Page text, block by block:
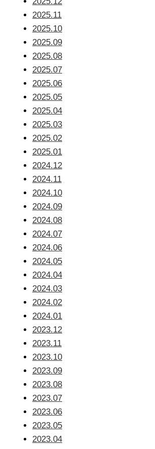
2025.11
2025.10
2025.09
2025.08
2025.07
2025.06
2025.05
2025.04
2025.03
2025.02
2025.01
2024.12
2024.11
2024.10
2024.09
2024.08
2024.07
2024.06
2024.05
2024.04
2024.03
2024.02
2024.01
2023.12
2023.11
2023.10
2023.09
2023.08
2023.07
2023.06
2023.05
2023.04